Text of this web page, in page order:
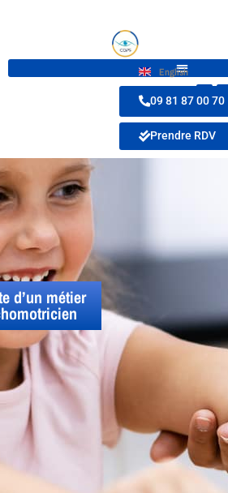
English
09 81 87 00 70
Prendre RDV
d’un métier